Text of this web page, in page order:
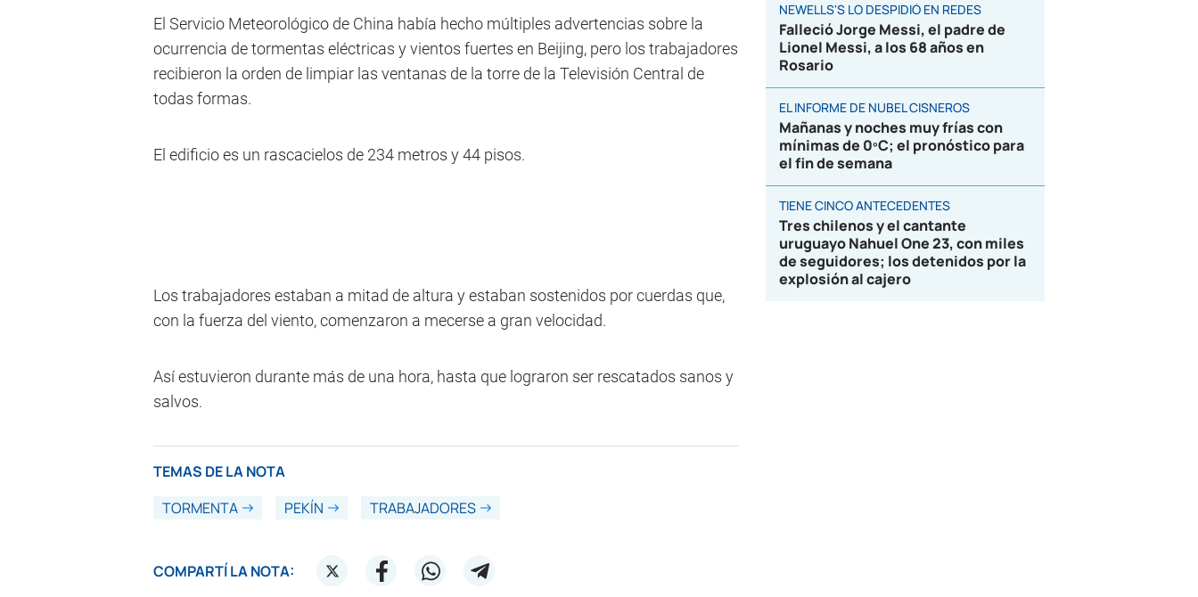
El Servicio Meteorológico de China había hecho múltiples advertencias sobre la
ocurrencia de tormentas eléctricas y vientos fuertes en Beijing, pero los trabajadores
recibieron la orden de limpiar las ventanas de la torre de la Televisión Central de
todas formas.
El edificio es un rascacielos de 234 metros y 44 pisos.
Los trabajadores estaban a mitad de altura y estaban sostenidos por cuerdas que,
con la fuerza del viento, comenzaron a mecerse a gran velocidad.
Así estuvieron durante más de una hora, hasta que lograron ser rescatados sanos y
salvos.
TEMAS DE LA NOTA
TORMENTA
PEKÍN TRABAJADORES
COMPARTÍ LA NOTA:
NEWELLS'S LO DESPIDIÓ EN REDES
Falleció Jorge Messi, el padre de
Lionel Messi, a los 68 años en
Rosario
EL INFORME DE NUBEL CISNEROS
Mañanas y noches muy frías con
mínimas de 0ºC; el pronóstico para
el fin de semana
TIENE CINCO ANTECEDENTES
Tres chilenos y el cantante
uruguayo Nahuel One 23, con miles
de seguidores; los detenidos por la
explosión al cajero